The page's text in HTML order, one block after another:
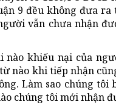
9 đều không đưa
vẫn chưa nhận
khiếu nại của
nào khi tiếp nhận
Làm sao chúng tôi
chúng tôi mới nhận